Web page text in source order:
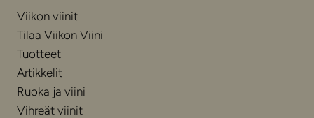
Viikon viinit
Tilaa Viikon Viini
Tuotteet
Artikkelit
Ruoka ja viini
Vihreät viinit